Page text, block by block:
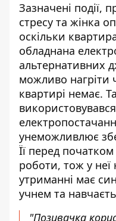
Зазначені події,
стресу та жінка
оскільки
обладнана
альтернативних
можливо нагріти
квартирі немає.
унеможливлює
Її перед
роботи, тож у неї
утриманні має
учнем та
"Позивачка